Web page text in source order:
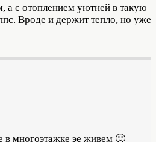
а с отоплением уютней в такую
Вроде и держит тепло, но уже
в многоэтажке эе живем 🙂